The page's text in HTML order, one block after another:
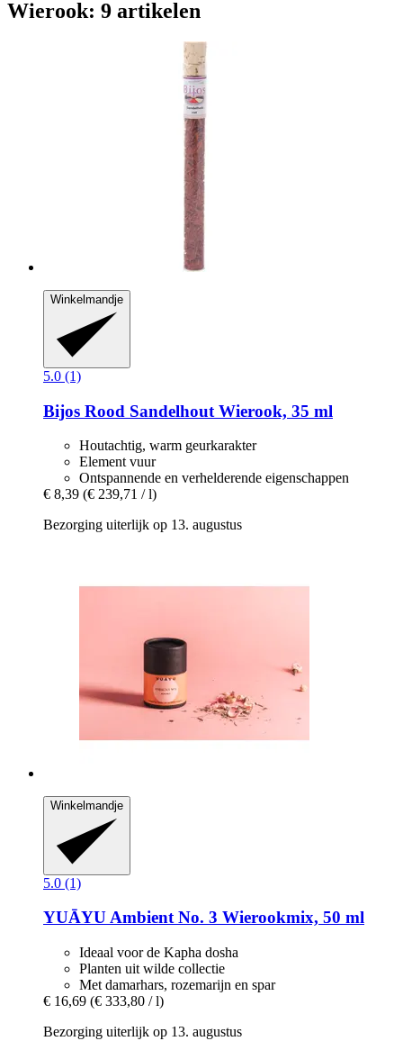
Wierook: 9 artikelen
Winkelmandje
5.0 (1)
Bijos Rood Sandelhout Wierook, 35 ml
Houtachtig, warm geurkarakter
Element vuur
Ontspannende en verhelderende eigenschappen
€ 8,39 (€ 239,71 / l)
Bezorging uiterlijk op 13. augustus
Winkelmandje
5.0 (1)
YUĀYUAmbient No. 3 Wierookmix, 50 ml
Ideaal voor de Kapha dosha
Planten uit wilde collectie
Met damarhars, rozemarijn en spar
€ 16,69 (€ 333,80 / l)
Bezorging uiterlijk op 13. augustus